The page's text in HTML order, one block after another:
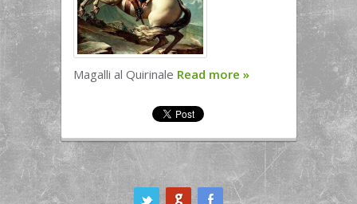
Magalli al Quirinale Read more »